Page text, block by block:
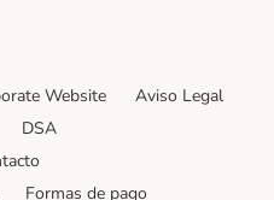
Website
Aviso Legal
DSA
Formas de pago